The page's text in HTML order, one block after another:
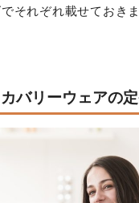
それぞれ載せておき
バリーウェアの